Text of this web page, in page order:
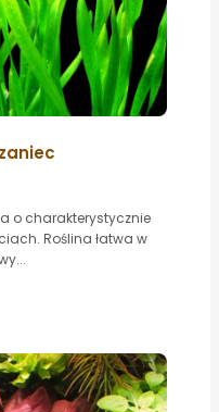
o charakterystycznie
Roślina łatwa w